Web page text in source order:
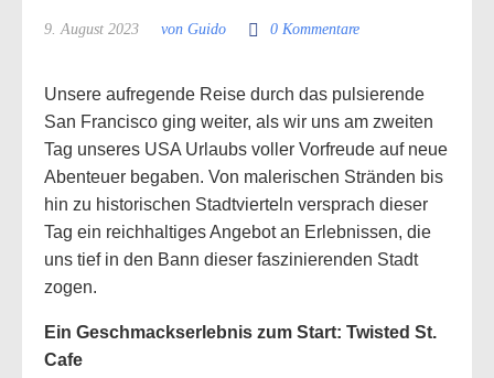
9. August 2023 von Guido 0 Kommentare
Unsere aufregende Reise durch das pulsierende
San Francisco ging weiter, als wir uns am zweiten
Tag unseres USA Urlaubs voller Vorfreude auf neue
Abenteuer begaben. Von malerischen Stränden bis
hin zu historischen Stadtvierteln versprach dieser
Tag ein reichhaltiges Angebot an Erlebnissen, die
uns tief in den Bann dieser faszinierenden Stadt
zogen.
Ein Geschmackserlebnis zum Start: Twisted St.
Cafe